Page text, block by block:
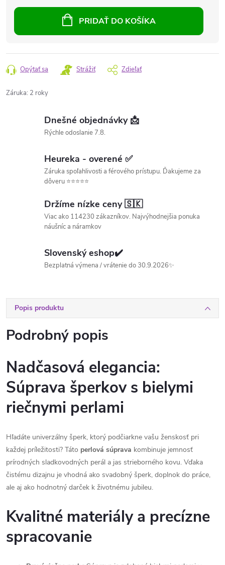
PRIDAŤ DO KOŠÍKA
Opýtať sa Strážiť Zdieľať
Záruka: 2 roky
Dnešné objednávky 📩
Rýchle odoslanie 7.8.
Heureka - overené ✅
Záruka spoľahlivosti a férového prístupu. Ďakujeme za
dôveru ⭐⭐⭐⭐⭐
Držíme nízke ceny 🇸🇰
Viac ako 114230 zákazníkov. Najvýhodnejšia ponuka
náušníc a náramkov
Slovenský eshop✔️
Bezplatná výmena / vrátenie do 30.9.2026✨
Popis produktu
Podrobný popis
Nadčasová elegancia:
Súprava šperkov s bielymi
riečnymi perlami
Hľadáte univerzálny šperk, ktorý podčiarkne vašu ženskosť pri
každej príležitosti? Táto perlová súprava kombinuje jemnosť
prírodných sladkovodných perál a jas strieborného kovu. Vďaka
čistému dizajnu je vhodná ako svadobný šperk, doplnok do práce,
ale aj ako hodnotný darček k životnému jubileu.
Kvalitné materiály a precízne
spracovanie